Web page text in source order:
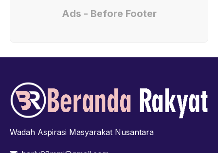
Ads - Before Footer
Wadah Aspirasi Masyarakat Nusantara